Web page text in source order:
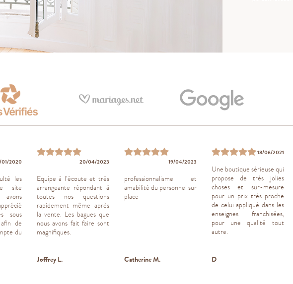
2020
les
site
sous
de
du
20/04/2023
Equipe à l’écoute et très
arrangeante répondant à
toutes nos questions
rapidement même après
la vente. Les bagues que
nous avons fait faire sont
magnifiques.
Joffrey L.
19/04/2023
professionnalisme et
amabilité du personnel sur
place
Catherine M.
18/06/2021
Une boutique sérieuse qui
propose de très jolies
choses et sur-mesure
pour un prix très proche
de celui appliqué dans les
enseignes franchisées,
pour une qualité tout
autre.
D